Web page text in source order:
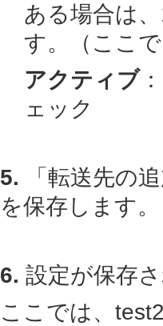
ある場合は
す。（ここ
アクティブ
ェック
5. 「転送先の
を保存します。
6. 設定が保存
ここでは、